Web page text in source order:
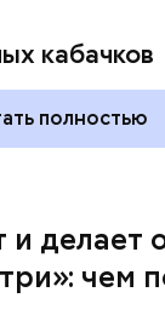
кабачков
полностью
делает
чем
кости, зубы,
нежная
сахара и
Алексей
блюд,